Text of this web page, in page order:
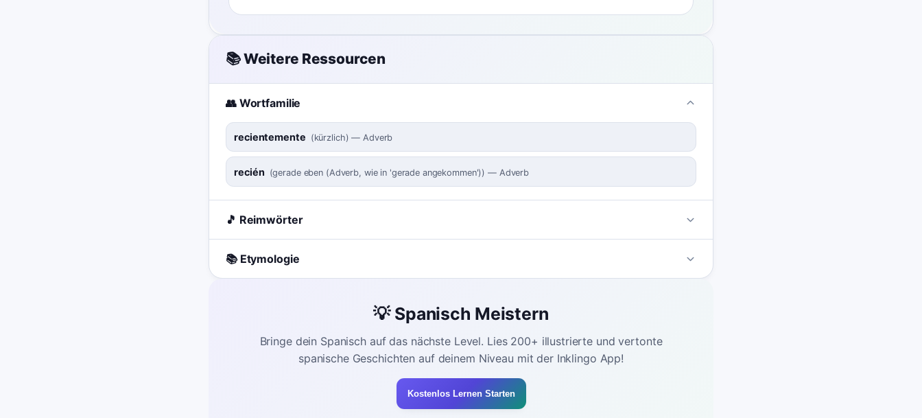
📚 Weitere Ressourcen
👥 Wortfamilie
recientemente (kürzlich) —Adverb
recién (gerade eben (Adverb, wie in 'gerade angekommen')) — Adverb
🎵 Reimwörter
📚 Etymologie
💡 Spanisch Meistern
Bringe dein Spanisch auf das nächste Level. Lies 200+ illustrierte und vertonte
spanische Geschichten auf deinem Niveau mit der Inklingo App!
Kostenlos Lernen Starten